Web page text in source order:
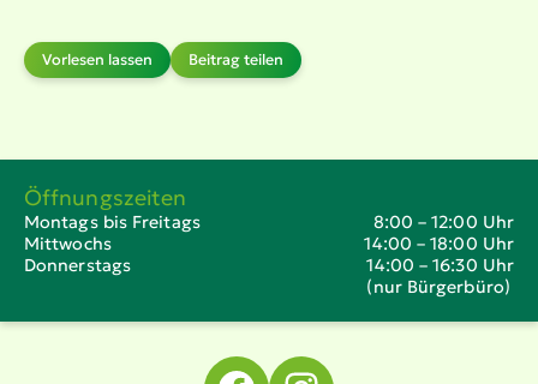
Öffnungszeiten
Montags bis Freitags
8:00 – 12:00 Uhr
Mittwochs
14:00 – 18:00 Uhr
Donnerstags
14:00 – 16:30 Uhr
(nur Bürgerbüro)
Vorlesen lassen Beitrag teilen